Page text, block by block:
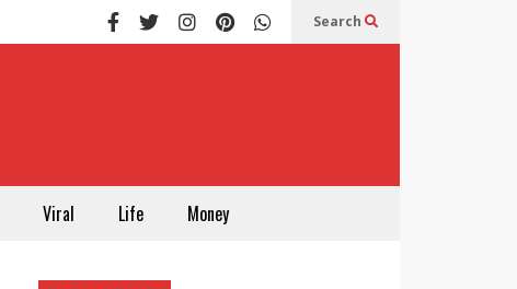
Search
Viral Life Money